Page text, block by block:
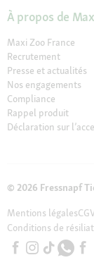
À propos de
Maxi Zoo France
Recrutement
Presse et actualités
Nos engagements
Compliance
Rappel produit
Déclaration sur
© 2026 Fressnapf
Mentions légales
Conditions de